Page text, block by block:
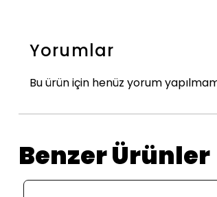
Yorumlar
Bu ürün için henüz yorum
Benzer Ürünler